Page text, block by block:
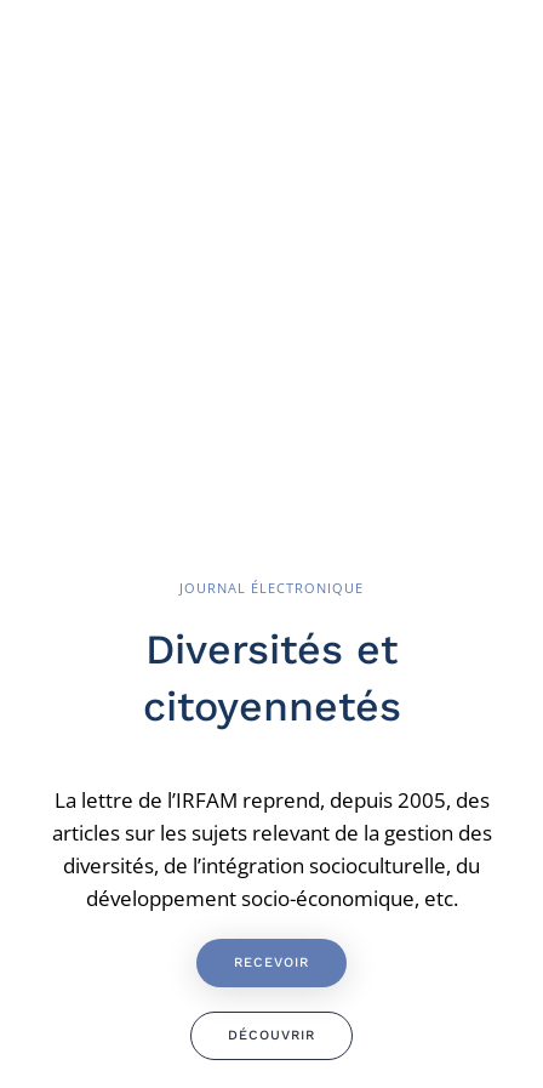
JOURNAL ÉLECTRONIQUE
Diversités et
citoyennetés
La lettre de l’IRFAM reprend, depuis 2005, des
articles sur les sujets relevant de la gestion des
diversités, de l’intégration socioculturelle, du
développement socio-économique, etc.
RECEVOIR
DÉCOUVRIR